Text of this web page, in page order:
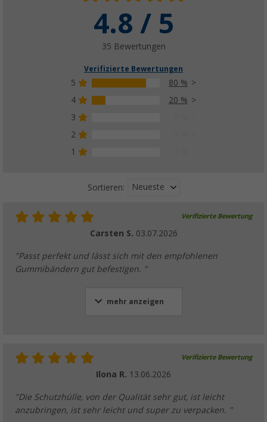
4.8 / 5
35 Bewertungen
Verifizierte Bewertungen
5
80 %
4
20 %
3
2
1
Sortieren: Neueste
Verifizierte Bewertung
Carsten S. 03.07.2026
"Passt perfekt und lässt sich mit den empfohlenen
Gummibändern gut befestigen. "
mehr anzeigen
Verifizierte Bewertung
Ilona R. 13.06.2026
"Die Schutzhülle, von der Qualität sehr gut, ist leicht
anzubringen, ist sehr leicht und super zu verpacken. "